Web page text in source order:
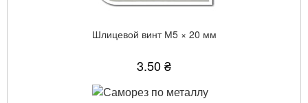
Шлицевой винт М5 × 20 мм
3.50 ₴